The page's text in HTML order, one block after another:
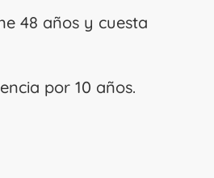
48 años y cuesta
por 10 años.